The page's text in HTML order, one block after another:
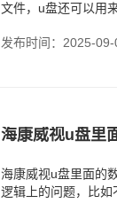
文件，u盘还可以用
发布时间：2025-09-
海康威视u盘里
海康威视u盘里面的
逻辑上的问题，比